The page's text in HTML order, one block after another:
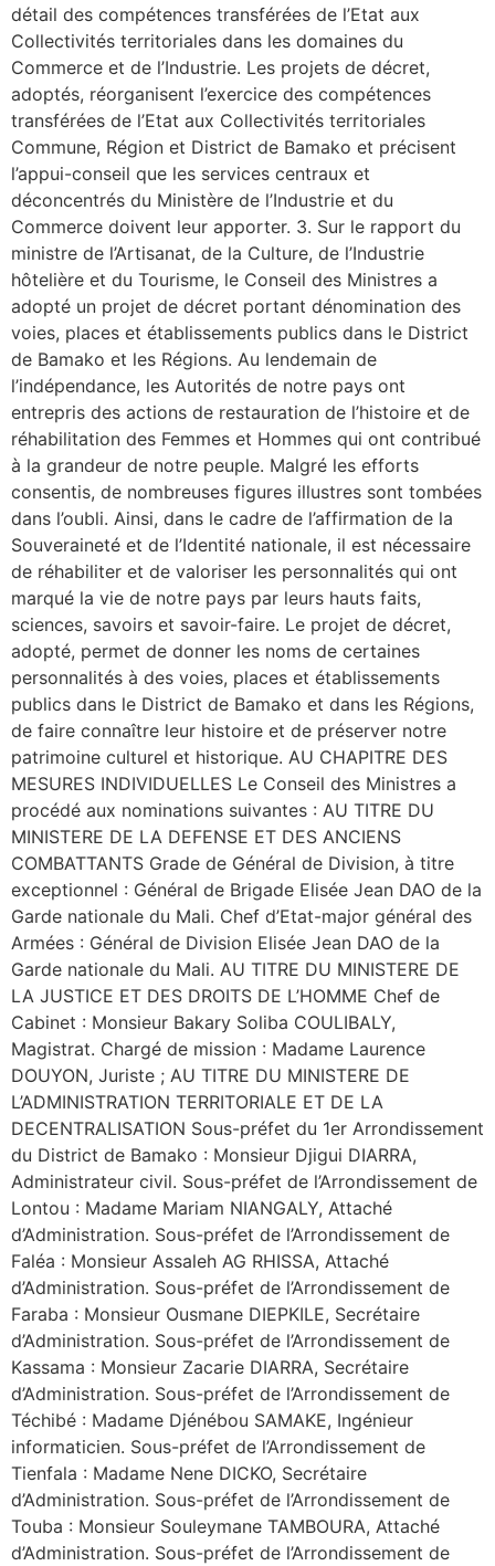
détail des compétences transférées de l’Etat aux
Collectivités territoriales dans les domaines du
Commerce et de l’Industrie. Les projets de décret,
adoptés, réorganisent l’exercice des compétences
transférées de l’Etat aux Collectivités territoriales
Commune, Région et District de Bamako et précisent
l’appui-conseil que les services centraux et
déconcentrés du Ministère de l’Industrie et du
Commerce doivent leur apporter. 3. Sur le rapport du
ministre de l’Artisanat, de la Culture, de l’Industrie
hôtelière et du Tourisme, le Conseil des Ministres a
adopté un projet de décret portant dénomination des
voies, places et établissements publics dans le District
de Bamako et les Régions. Au lendemain de
l’indépendance, les Autorités de notre pays ont
entrepris des actions de restauration de l’histoire et de
réhabilitation des Femmes et Hommes qui ont contribué
à la grandeur de notre peuple. Malgré les efforts
consentis, de nombreuses figures illustres sont tombées
dans l’oubli. Ainsi, dans le cadre de l’affirmation de la
Souveraineté et de l’Identité nationale, il est nécessaire
de réhabiliter et de valoriser les personnalités qui ont
marqué la vie de notre pays par leurs hauts faits,
sciences, savoirs et savoir-faire. Le projet de décret,
adopté, permet de donner les noms de certaines
personnalités à des voies, places et établissements
publics dans le District de Bamako et dans les Régions,
de faire connaître leur histoire et de préserver notre
patrimoine culturel et historique. AU CHAPITRE DES
MESURES INDIVIDUELLES Le Conseil des Ministres a
procédé aux nominations suivantes : AU TITRE DU
MINISTERE DE LA DEFENSE ET DES ANCIENS
COMBATTANTS Grade de Général de Division, à titre
exceptionnel : Général de Brigade Elisée Jean DAO de la
Garde nationale du Mali. Chef d’Etat-major général des
Armées : Général de Division Elisée Jean DAO de la
Garde nationale du Mali. AU TITRE DU MINISTERE DE
LA JUSTICE ET DES DROITS DE L’HOMME Chef de
Cabinet : Monsieur Bakary Soliba COULIBALY,
Magistrat. Chargé de mission : Madame Laurence
DOUYON, Juriste ; AU TITRE DU MINISTERE DE
L’ADMINISTRATION TERRITORIALE ET DE LA
DECENTRALISATION Sous-préfet du 1er Arrondissement
du District de Bamako : Monsieur Djigui DIARRA,
Administrateur civil. Sous-préfet de l’Arrondissement de
Lontou : Madame Mariam NIANGALY, Attaché
d’Administration. Sous-préfet de l’Arrondissement de
Faléa : Monsieur Assaleh AG RHISSA, Attaché
d’Administration. Sous-préfet de l’Arrondissement de
Faraba : Monsieur Ousmane DIEPKILE, Secrétaire
d’Administration. Sous-préfet de l’Arrondissement de
Kassama : Monsieur Zacarie DIARRA, Secrétaire
d’Administration. Sous-préfet de l’Arrondissement de
Téchibé : Madame Djénébou SAMAKE, Ingénieur
informaticien. Sous-préfet de l’Arrondissement de
Tienfala : Madame Nene DICKO, Secrétaire
d’Administration. Sous-préfet de l’Arrondissement de
Touba : Monsieur Souleymane TAMBOURA, Attaché
d’Administration. Sous-préfet de l’Arrondissement de